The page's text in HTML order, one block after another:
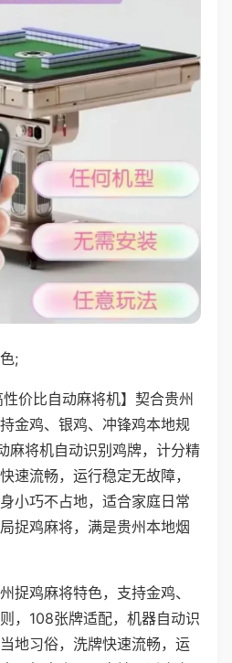
;
性价比自动麻将机】契合贵州
金鸡、银鸡、冲锋鸡本地规
麻将机自动识别鸡牌，计分精
速流畅，运行稳定无故障，
小巧不占地，适合家庭日常
捉鸡麻将，满是贵州本地烟
捉鸡麻将特色，支持金鸡、
，108张牌适配，机器自动识
地习俗，洗牌快速流畅，运